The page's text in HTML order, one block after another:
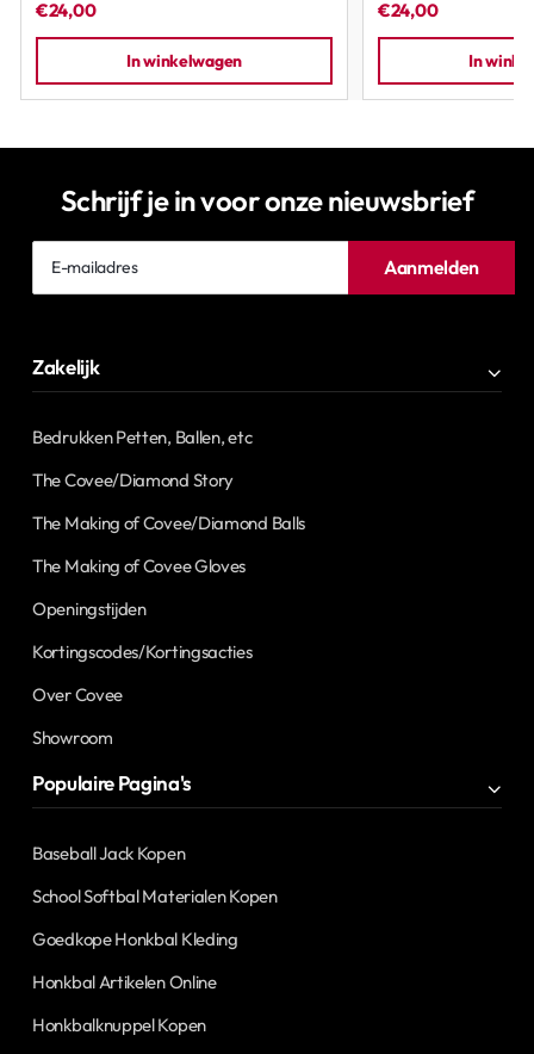
€24,00
In winkelwagen
€24,00
In
Schrijf je in voor onze nieuwsbrief
Aanmelden
Zakelijk
Bedrukken Petten, Ballen, etc
The Covee/Diamond Story
The Making of Covee/Diamond Balls
The Making of Covee Gloves
Openingstijden
Kortingscodes/Kortingsacties
Over Covee
Showroom
Populaire Pagina's
Baseball Jack Kopen
School Softbal Materialen Kopen
Goedkope Honkbal Kleding
Honkbal Artikelen Online
Honkbalknuppel Kopen